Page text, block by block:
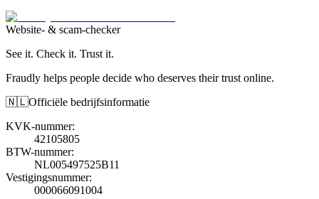
Website- & scam-checker
See it. Check it. Trust it.
Fraudly helps people decide who deserves their trust online.
🇳🇱Officiële bedrijfsinformatie
KVK-nummer:
42105805
BTW-nummer:
NL005497525B11
Vestigingsnummer:
000066091004